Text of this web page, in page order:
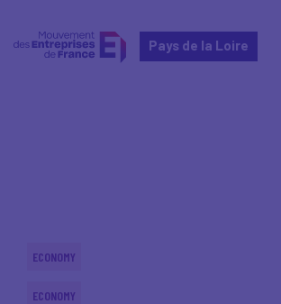
Pays de la Loire
ECONOMY
ECONOMY